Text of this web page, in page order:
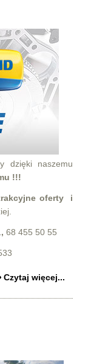
dzięki naszemu
!!!
oferty i
, 68 455 50 55
Czytaj więcej...